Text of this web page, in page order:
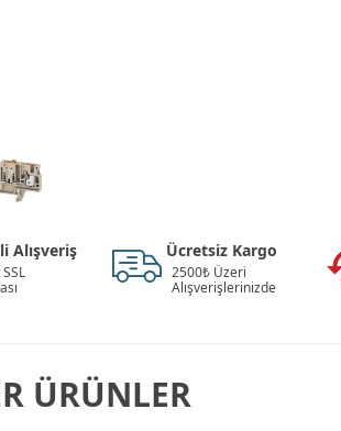
Alışveriş Ücretsiz Kargo
2500₺ Üzeri
Alışverişlerinizde
ÜRÜNLER